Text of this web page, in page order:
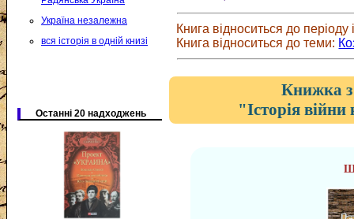
Україна незалежна
вся історія в одній книзі
Останні 20 надходжень
Книга відноситься до періоду
Книга відноситься до теми:
Книжка
"Історія